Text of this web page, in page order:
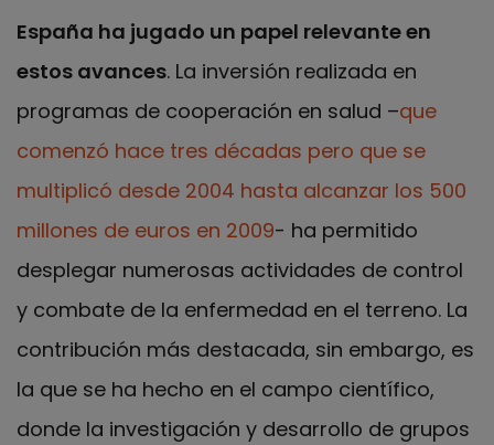
España ha jugado un papel relevante en
estos avances. La inversión realizada en
programas de cooperación en salud –que
comenzó hace tres décadas pero que se
multiplicó desde 2004 hasta alcanzar los 500
millones de euros en 2009- ha permitido
desplegar numerosas actividades de control
y combate de la enfermedad en el terreno. La
contribución más destacada, sin embargo, es
la que se ha hecho en el campo científico,
donde la investigación y desarrollo de grupos